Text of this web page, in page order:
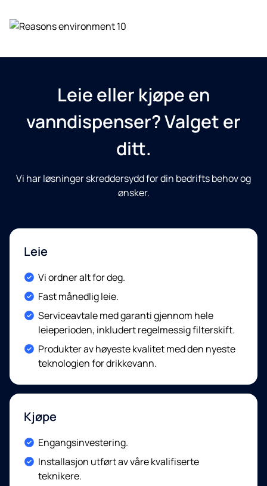
Leie eller kjøpe en
vanndispenser? Valget er
ditt.
Vi har løsninger skreddersydd for din bedrifts behov og
ønsker.
Leie
Included:
Vi ordner alt for deg.
Included:
Fast månedlig leie.
Included:
Serviceavtale med garanti gjennom hele
leieperioden, inkludert regelmessig filterskift.
Included:
Produkter av høyeste kvalitet med den nyeste
teknologien for drikkevann.
Kjøpe
Included:
Engangsinvestering.
Included:
Installasjon utført av våre kvalifiserte
teknikere.